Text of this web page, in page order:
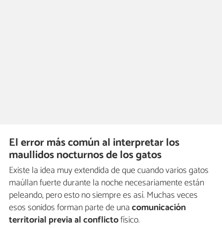
El error más común al interpretar los
maullidos nocturnos de los gatos
Existe la idea muy extendida de que cuando varios gatos
maúllan fuerte durante la noche necesariamente están
peleando, pero esto no siempre es así. Muchas veces
esos sonidos forman parte de unacomunicación
territorial previa al conflictofísico.